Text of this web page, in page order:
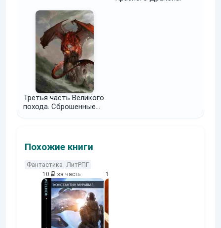
Третья часть Великого
похода. Сброшенные
Похожие книги
Фантастика ЛитРПГ
10 за часть 10